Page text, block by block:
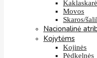
Movos
Skaros/
Nacionalinė
Kojytėms
Kojinės
Pėdkelnės